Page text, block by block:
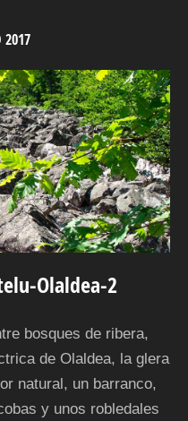
2017
Olaldea-2
bosques de ribera,
de Olaldea, la glera
natural, un barranco,
y unos robledales